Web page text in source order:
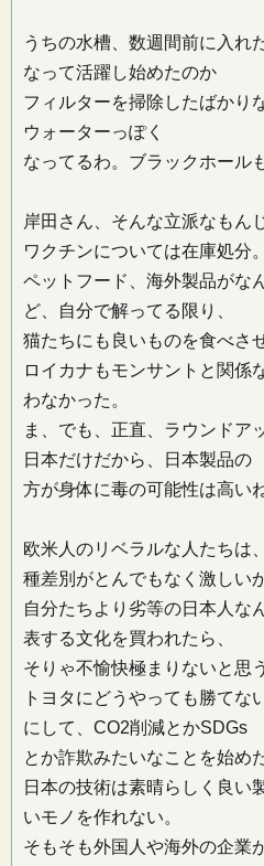
うちの水槽、数週間前に入れ
なって活躍し始めたのか
フィルターを掃除したばかり
ウォーターっぽく
なってるわ。ブラックホール
岸田さん、そんな立派なもん
ワクチンについては在庫処分。
ペットフード、海外製品がな
ど、自分で解ってる限り、
猫たちにも良いものを食べさ
ロイカナもモンサントと関係
わなかった。
ま、でも、正直、ラウンドア
日本だけだから、日本製品の
方が身体に毒の可能性は高いね
欧米人のリベラルな人たちは
種差別がとんでもなく激しい
自分たちより劣等の日本人な
表する文化を買われたら、
そりゃ不愉快極まりないと思う
トヨタにどうやっても勝てな
にして、CO2削減とかSDGs
とか詐欺みたいなことを始め
日本の技術は素晴らしく良い
いモノを作れない。
そもそも外国人や海外の企業